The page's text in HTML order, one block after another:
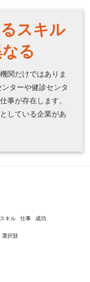
スキル
る
関だけではありま
ターや健診センタ
事が存在します。
している企業があ
スキル 仕事 成功
選択肢